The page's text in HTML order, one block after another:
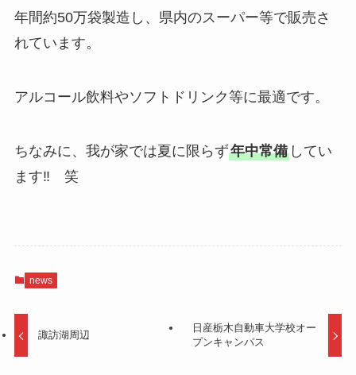
年間約50万袋製造し、県内のスーパー等で販売さ
れています。
アルコール飲料やソフトドリンク等に最適です。
ちなみに、我が家では夏に限らず年中常備してい
ます‼ 笑
news
諏訪湖周辺
日産栃木自動車大学校オー
プンキャンパス